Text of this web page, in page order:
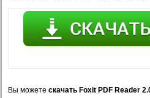
Вы можете скачать Foxit PDF Reader